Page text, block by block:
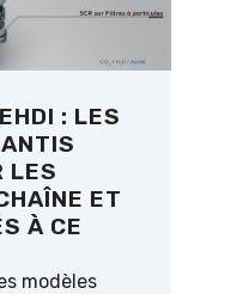
: LES
LES
ET
À CE
modèles